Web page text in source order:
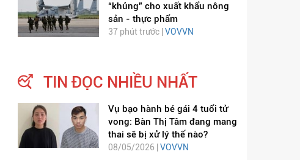
“khủng” cho xuất khẩu nông
sản - thực phẩm
37 phút trước | VOVVN
TIN ĐỌC NHIỀU NHẤT
Vụ bạo hành bé gái 4 tuổi tử
vong: Bàn Thị Tâm đang mang
thai sẽ bị xử lý thế nào?
08/05/2026 | VOVVN